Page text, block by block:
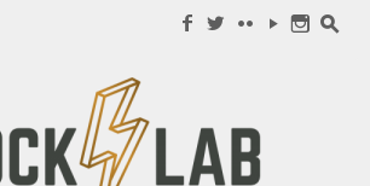
f w c y n s